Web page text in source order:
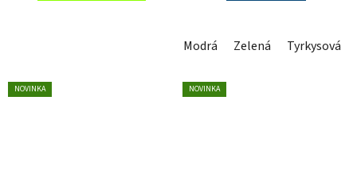
Modrá Zelená Tyrkysová
NOVINKA NOVINKA